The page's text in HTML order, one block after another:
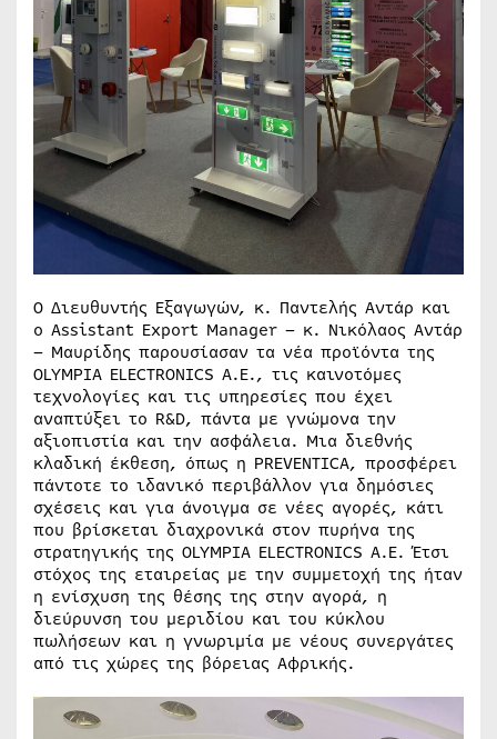
Ο Διευθυντής Εξαγωγών, κ. Παντελής Αντάρ και
ο Assistant Export Manager – κ. Νικόλαος Αντάρ
– Μαυρίδης παρουσίασαν τα νέα προϊόντα της
OLYMPIA ELECTRONICS A.E., τις καινοτόμες
τεχνολογίες και τις υπηρεσίες που έχει
αναπτύξει το R&D, πάντα με γνώμονα την
αξιοπιστία και την ασφάλεια. Μια διεθνής
κλαδική έκθεση, όπως η PREVENTICA, προσφέρει
πάντοτε το ιδανικό περιβάλλον για δημόσιες
σχέσεις και για άνοιγμα σε νέες αγορές, κάτι
που βρίσκεται διαχρονικά στον πυρήνα της
στρατηγικής της OLYMPIA ELECTRONICS A.E. Έτσι
στόχος της εταιρείας με την συμμετοχή της ήταν
η ενίσχυση της θέσης της στην αγορά, η
διεύρυνση του μεριδίου και του κύκλου
πωλήσεων και η γνωριμία με νέους συνεργάτες
από τις χώρες της βόρειας Αφρικής.